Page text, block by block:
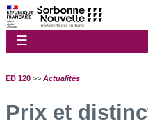
☰
ED 120 >> Actualités
Prix et